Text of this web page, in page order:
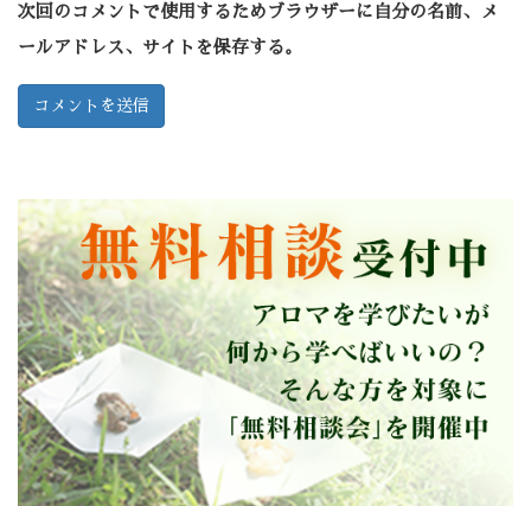
次回のコメントで使用するためブラウザーに自分の名前、メ
ールアドレス、サイトを保存する。